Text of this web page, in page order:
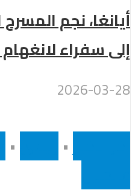
أيانغا، نجم
إلى سفراء
2026-03-28
•
•